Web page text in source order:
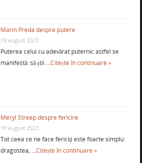
Marin Preda despre putere
19 august 2023
Puterea celui cu adevărat puternic astfel se
manifestă: să știi …Citește în continuare »
Meryl Streep despre fericire
19 august 2023
Tot ceea ce ne face fericiţi este foarte simplu:
dragostea, …Citește în continuare »